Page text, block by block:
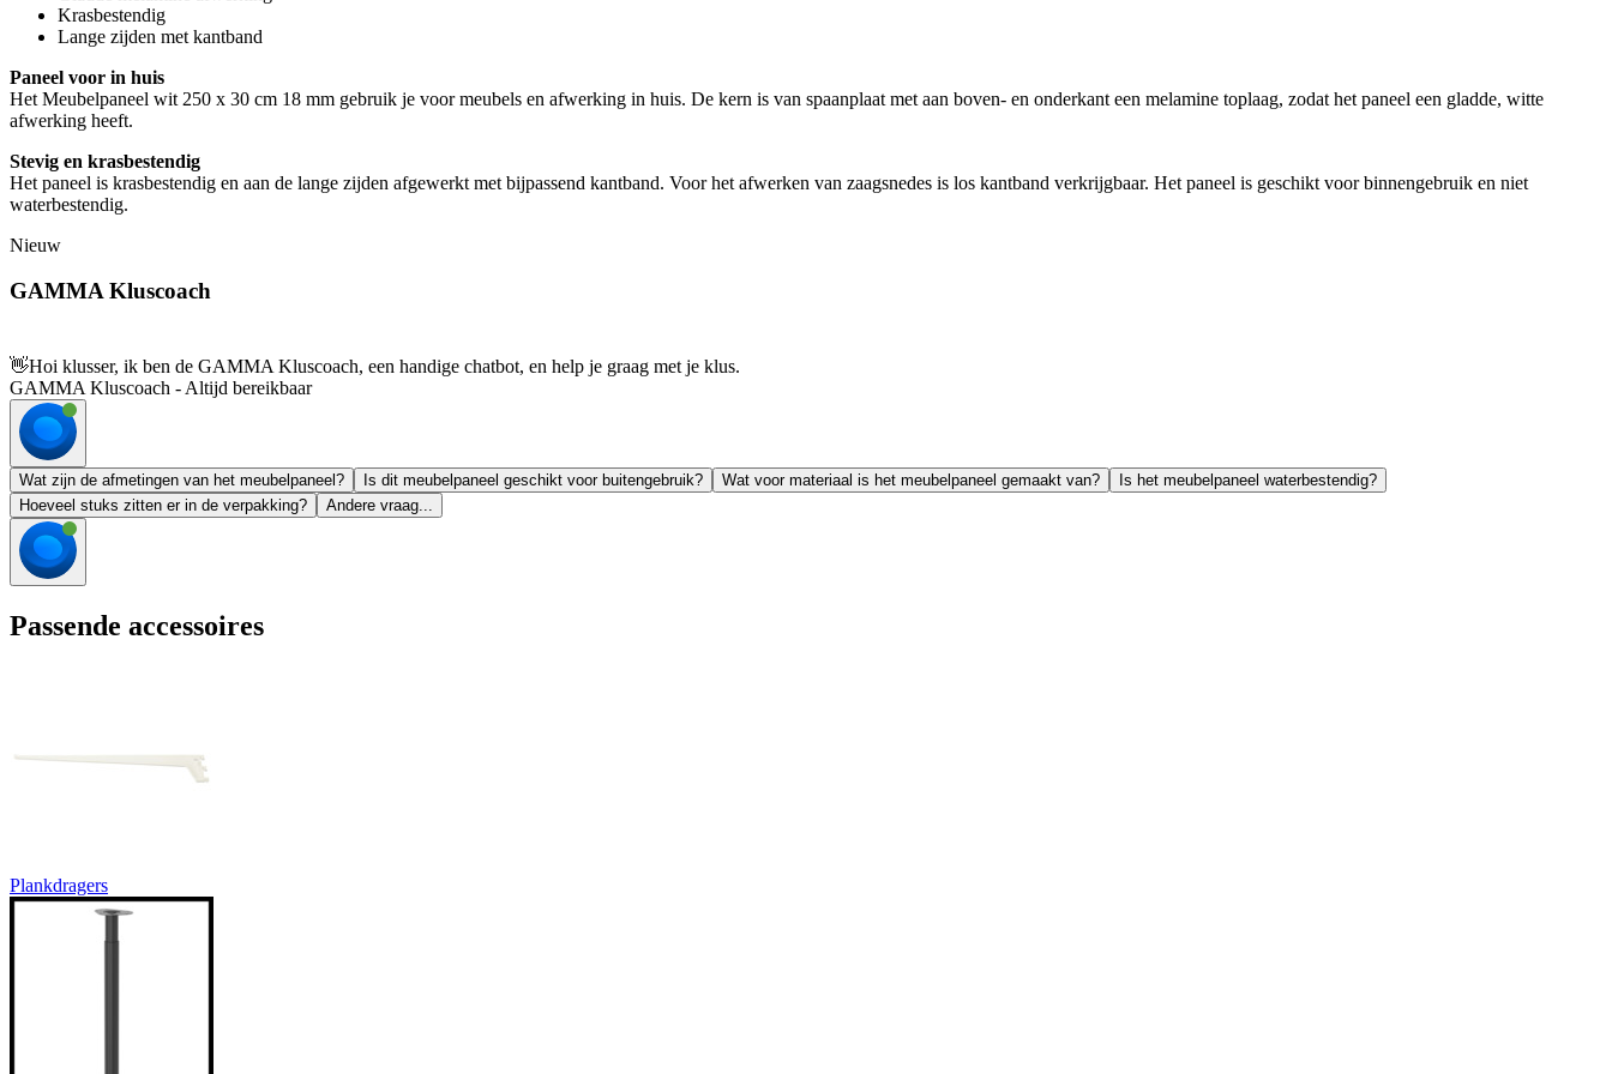
Krasbestendig
Lange zijden met kantband
Paneel voor in huis
Het Meubelpaneel wit 250 x 30 cm 18 mm gebruik je voor meubels en afwerking in huis. De kern is van spaanplaat met aan boven- en onderkant een melamine toplaag, zodat het paneel een gladde, witte
afwerking heeft.
Stevig en krasbestendig
Het paneel is krasbestendig en aan de lange zijden afgewerkt met bijpassend kantband. Voor het afwerken van zaagsnedes is los kantband verkrijgbaar. Het paneel is geschikt voor binnengebruik en niet
waterbestendig.
Nieuw
GAMMA Kluscoach
👋Hoi klusser, ik ben de GAMMA Kluscoach, een handige chatbot, en help je graag met je klus.
GAMMA Kluscoach - Altijd bereikbaar
Wat zijn de afmetingen van het meubelpaneel? Is dit meubelpaneel geschikt voor buitengebruik? Wat voor materiaal is het meubelpaneel gemaakt van?
Is het meubelpaneel waterbestendig?
Hoeveel stuks zitten er in de verpakking?
Andere vraag...
Passende accessoires
Plankdragers